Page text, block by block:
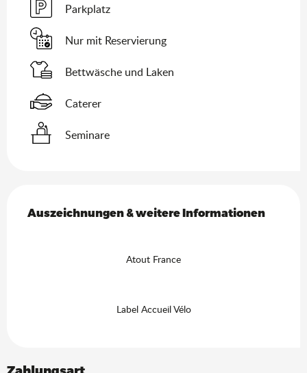
Parkplatz
Nur mit Reservierung
Bettwäsche und Laken
Caterer
Seminare
Auszeichnungen & weitere Informationen
Auszeichnungen & weitere Informationen
Atout France
Label Accueil Vélo
Zahlungsart